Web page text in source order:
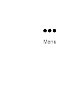
Menu